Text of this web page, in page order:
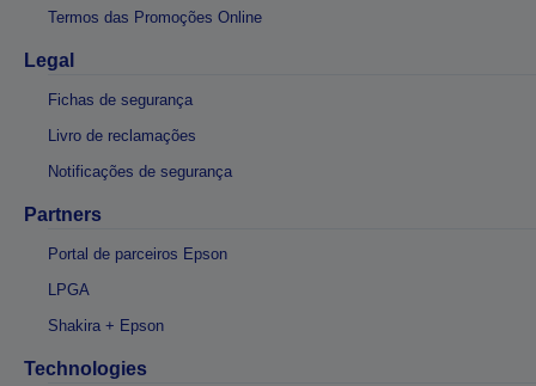
Termos das Promoções Online
Legal
Fichas de segurança
Livro de reclamações
Notificações de segurança
Partners
Portal de parceiros Epson
LPGA
Shakira + Epson
Technologies